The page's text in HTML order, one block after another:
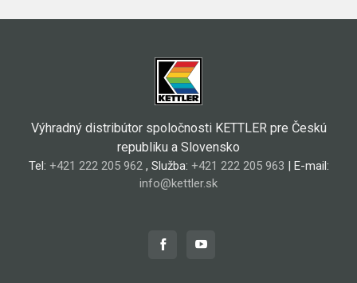
Výhradný distribútor spoločnosti KETTLER pre Českú
republiku a Slovensko
Tel: +421 222 205 962, Služba: +421 222 205 963 | E-mail:
info@kettler.sk